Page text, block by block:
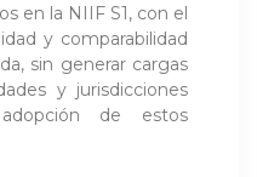
en la NIIF S1, con el
y comparabilidad
sin generar cargas
y jurisdicciones
de estos